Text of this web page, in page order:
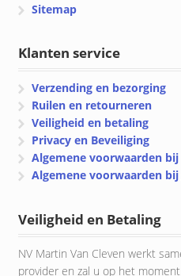
Sitemap
Klanten service
Verzending en bezorging
Ruilen en retourneren
Veiligheid en betaling
Privacy en Beveiliging
Algemene voorwaarden
Algemene voorwaarden
Veiligheid en Betaling
NV Martin Van Cleven werkt
provider en zal u op het